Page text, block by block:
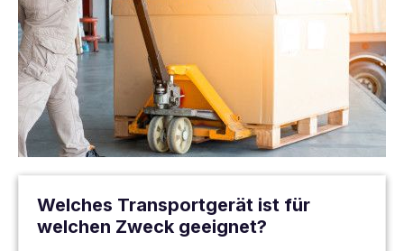
Welches Transportgerät ist für
welchen Zweck geeignet?